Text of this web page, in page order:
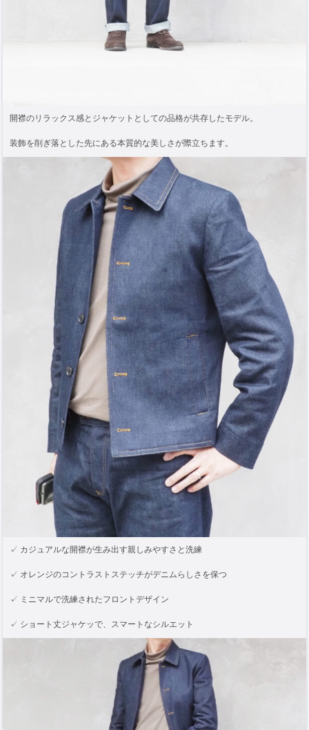
開襟のリラックス感とジャケットとしての品格が共存したモデル。
装飾を削ぎ落とした先にある本質的な美しさが際立ちます。
✓ カジュアルな開襟が生み出す親しみやすさと洗練
✓ オレンジのコントラストステッチがデニムらしさを保つ
✓ ミニマルで洗練されたフロントデザイン
✓ ショート丈ジャケッで、スマートなシルエット